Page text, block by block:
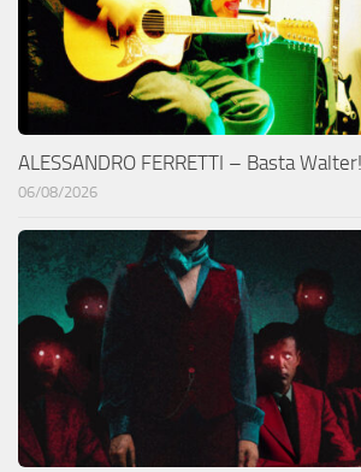
ALESSANDRO FERRETTI – Basta Walter!
06/08/2026